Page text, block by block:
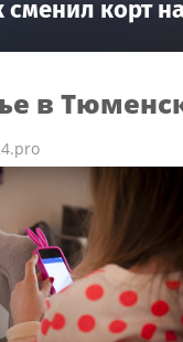
сменил корт
в